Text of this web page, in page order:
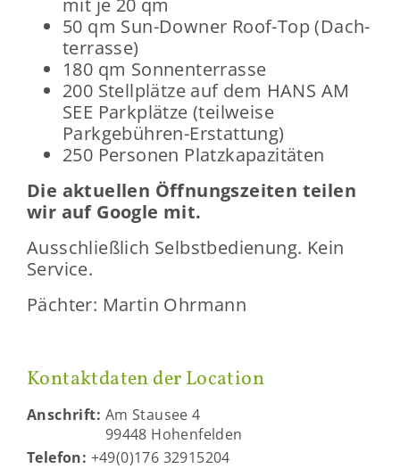
50 qm Sun-​Downer Roof-​Top (Dach­
ter­ras­se)
180 qm Son­nen­ter­ras­se
200 Stell­plät­ze auf dem HANS AM
SEE Park­plät­ze (teil­wei­se
Parkgebühren-​Erstattung)
250 Per­so­nen Platz­ka­pa­zi­tä­ten
Die ak­tu­el­len Öff­nungs­zei­ten tei­len
wir auf Goog­le mit.
Aus­schließ­lich Selbst­be­die­nung. Kein
Ser­vice.
Päch­ter: Mar­tin Ohr­mann
Kon­takt­da­ten der Lo­ca­ti­on
An­schrift: Am Stau­see 4
99448 Ho­hen­fel­den
Te­le­fon: +49(0)176 32915204